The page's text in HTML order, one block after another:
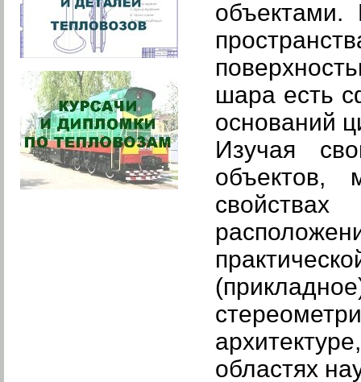
объектами.
шара есть
оснований
Изучая
объектов,
областях